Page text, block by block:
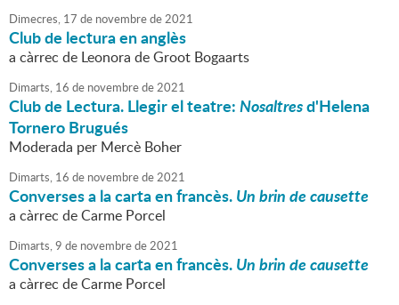
Dimecres, 17 de novembrede2021
Club de lectura en anglès
a càrrec de Leonora de Groot Bogaarts
Dimarts, 16 de novembrede2021
Club de Lectura. Llegir el teatre:Nosaltresd'Helena
Tornero Brugués
Moderada per Mercè Boher
Dimarts, 16 de novembrede2021
Converses a la carta en francès.Un brin de causette
a càrrec de Carme Porcel
Dimarts,9 de novembrede2021
Converses a la carta en francès.Un brin de causette
a càrrec de Carme Porcel